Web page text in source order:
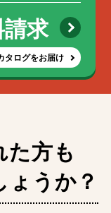
求
タログをお届け
た方も
うか？